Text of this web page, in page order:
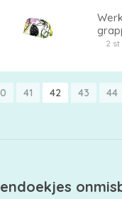
2 st
41 42 43 44